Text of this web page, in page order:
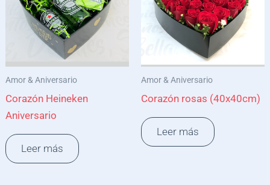
Amor & Aniversario
Corazón Heineken
Aniversario
Leer más
Amor & Aniversario
Corazón rosas (40x40cm)
Leer más